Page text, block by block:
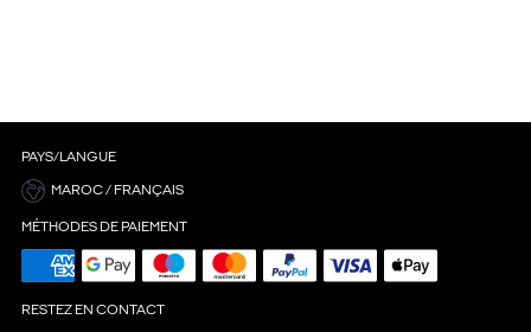
PAYS/LANGUE
MAROC / FRANÇAIS
MÉTHODES DE PAIEMENT
RESTEZ EN CONTACT